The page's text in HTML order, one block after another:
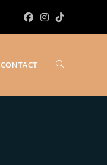
CONTACT Toggle